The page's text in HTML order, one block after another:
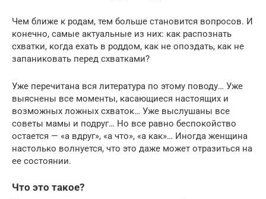
Чем ближе к родам, тем больше становится вопросов. И
конечно, самые актуальные из них: как распознать
схватки, когда ехать в роддом, как не опоздать, как не
запаниковать перед схватками?
Уже перечитана вся литература по этому поводу… Уже
выяснены все моменты, касающиеся настоящих и
возможных ложных схваток… Уже выслушаны все
советы мамы и подруг… Но все равно беспокойство
остается — «а вдруг», «а что», «а как»… Иногда женщина
настолько волнуется, что это даже может отразиться на
ее состоянии.
Что это такое?